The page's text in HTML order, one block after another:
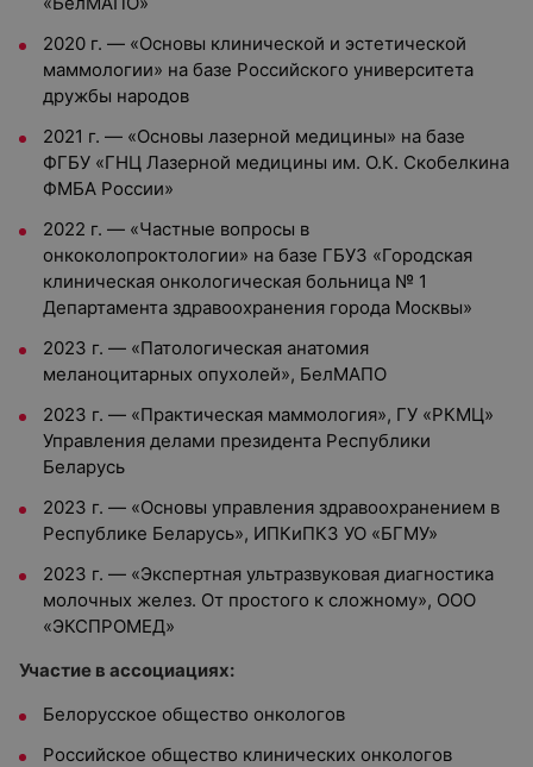
2020 г. — «Основы клинической и эстетической
маммологии» на базе Российского университета
дружбы народов
2021 г. — «Основы лазерной медицины» на базе
ФГБУ «ГНЦ Лазерной медицины им. О.К. Скобелкина
ФМБА России»
2022 г. — «Частные вопросы в
онкоколопроктологии» на базе ГБУЗ «Городская
клиническая онкологическая больница № 1
Департамента здравоохранения города Москвы»
2023 г. — «Патологическая анатомия
меланоцитарных опухолей», БелМАПО
2023 г. — «Практическая маммология», ГУ «РКМЦ»
Управления делами президента Республики
Беларусь
2023 г. — «Основы управления здравоохранением в
Республике Беларусь», ИПКиПКЗ УО «БГМУ»
2023 г. — «Экспертная ультразвуковая диагностика
молочных желез. От простого к сложному», ООО
«ЭКСПРОМЕД»
Участие в ассоциациях:
Белорусское общество онкологов
Российское общество клинических онкологов